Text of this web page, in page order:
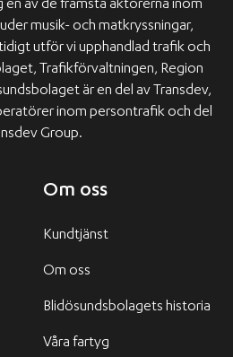
av de främsta aktörerna inom
musik- och matkryssningar,
utför vi upphandlad trafik och
Trafikförvaltningen, Region
är en del av Transdev,
inom persontrafik och del
Group.
Om oss
Kundtjänst
Om oss
Blidösundsbolagets historia
Våra fartyg